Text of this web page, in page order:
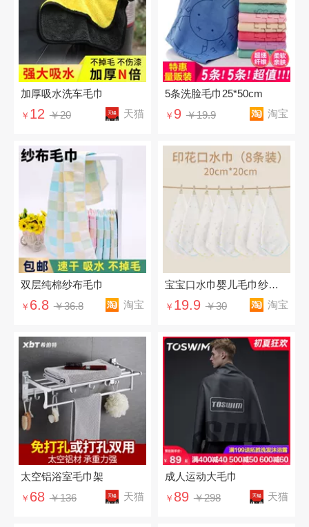
加厚吸水洗车毛巾
￥ 12 ￥20 天猫
5条洗脸毛巾25*50cm
￥ 9 ￥19.9 淘宝
双层纯棉纱布毛巾
￥ 6.8 ￥36.8 淘宝
宝宝口水巾婴儿毛巾纱布新生儿洗脸
￥ 19.9 ￥30 淘宝
太空铝浴室毛巾架
￥ 68 ￥136 天猫
成人运动大毛巾
￥ 89 ￥298 天猫